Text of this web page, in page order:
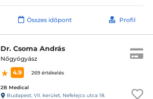
Összes időpont Profil
Dr. Csoma András
Nőgyógyász
4.9
269 értékelés
2B Medical
Budapest, VII. kerület, Nefelejcs utca 18.